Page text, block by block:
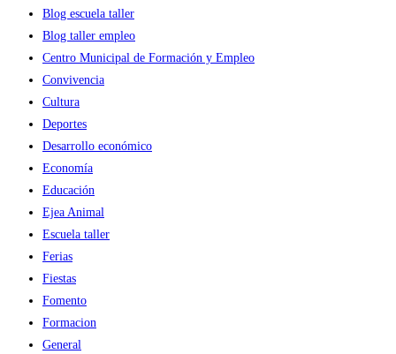
Blog escuela taller
Blog taller empleo
Centro Municipal de Formación y Empleo
Convivencia
Cultura
Deportes
Desarrollo económico
Economía
Educación
Ejea Animal
Escuela taller
Ferias
Fiestas
Fomento
Formacion
General